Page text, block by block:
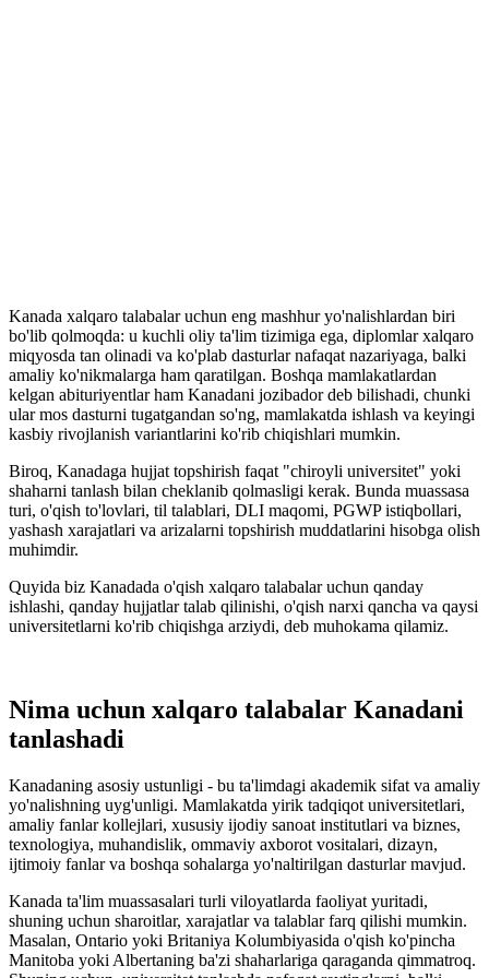
Kanada xalqaro talabalar uchun eng mashhur yo'nalishlardan biri
bo'lib qolmoqda: u kuchli oliy ta'lim tizimiga ega, diplomlar xalqaro
miqyosda tan olinadi va ko'plab dasturlar nafaqat nazariyaga, balki
amaliy ko'nikmalarga ham qaratilgan. Boshqa mamlakatlardan
kelgan abituriyentlar ham Kanadani jozibador deb bilishadi, chunki
ular mos dasturni tugatgandan so'ng, mamlakatda ishlash va keyingi
kasbiy rivojlanish variantlarini ko'rib chiqishlari mumkin.
Biroq, Kanadaga hujjat topshirish faqat "chiroyli universitet" yoki
shaharni tanlash bilan cheklanib qolmasligi kerak. Bunda muassasa
turi, o'qish to'lovlari, til talablari, DLI maqomi, PGWP istiqbollari,
yashash xarajatlari va arizalarni topshirish muddatlarini hisobga olish
muhimdir.
Quyida biz Kanadada o'qish xalqaro talabalar uchun qanday
ishlashi, qanday hujjatlar talab qilinishi, o'qish narxi qancha va qaysi
universitetlarni ko'rib chiqishga arziydi, deb muhokama qilamiz.
Nima uchun xalqaro talabalar Kanadani
tanlashadi
Kanadaning asosiy ustunligi - bu ta'limdagi akademik sifat va amaliy
yo'nalishning uyg'unligi. Mamlakatda yirik tadqiqot universitetlari,
amaliy fanlar kollejlari, xususiy ijodiy sanoat institutlari va biznes,
texnologiya, muhandislik, ommaviy axborot vositalari, dizayn,
ijtimoiy fanlar va boshqa sohalarga yo'naltirilgan dasturlar mavjud.
Kanada ta'lim muassasalari turli viloyatlarda faoliyat yuritadi,
shuning uchun sharoitlar, xarajatlar va talablar farq qilishi mumkin.
Masalan, Ontario yoki Britaniya Kolumbiyasida o'qish ko'pincha
Manitoba yoki Albertaning ba'zi shaharlariga qaraganda qimmatroq.